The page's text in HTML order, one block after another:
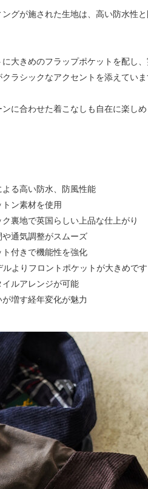
グが施された生地は、高い防水性
大きめのフラップポケットを配し
ラシックなアクセントを添えていま
に合わせた着こなしも自在に楽しめ
よる高い防水、防風性能
トン素材を使用
裏地で英国らしい上品な仕上がり
や通気調整がスムーズ
ト付きで機能性を強化
ルよりフロントポケットが大きめです
イルアレンジが可能
が増す経年変化が魅力